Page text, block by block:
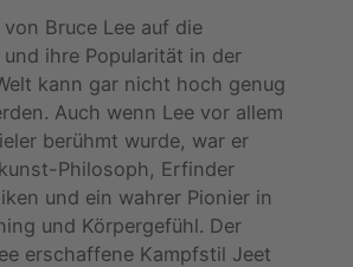
Bruce Lee auf die
ihre Popularität in der
kann gar nicht hoch genug
Auch wenn Lee vor allem
berühmt wurde, war er
Philosoph, Erfinder
und ein wahrer Pionier in
und Körpergefühl. Der
erschaffene Kampfstil Jeet